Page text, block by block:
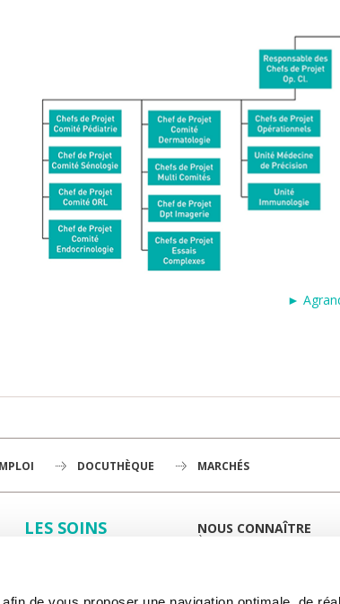
►
DOCUTHÈQUE MARCHÉS
LES SOINS
NOUS CONNAÎTRE
À LA UNE